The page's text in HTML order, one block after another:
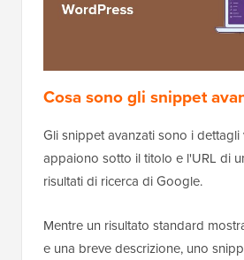
Cosa sono gli snippet
Gli snippet avanzati sono i
appaiono sotto il titolo e l'URL di
risultati di ricerca di Google.
Mentre un risultato standard
e una breve descrizione, uno